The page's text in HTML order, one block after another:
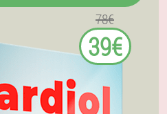
78€
39€